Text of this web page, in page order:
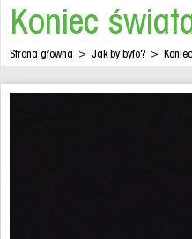
Koniec
Strona główna > Jak by było? >